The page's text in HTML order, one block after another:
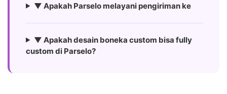
▼ Apakah Parselo melayani pengiriman ke
▼ Apakah desain boneka custom bisa fully
custom di Parselo?